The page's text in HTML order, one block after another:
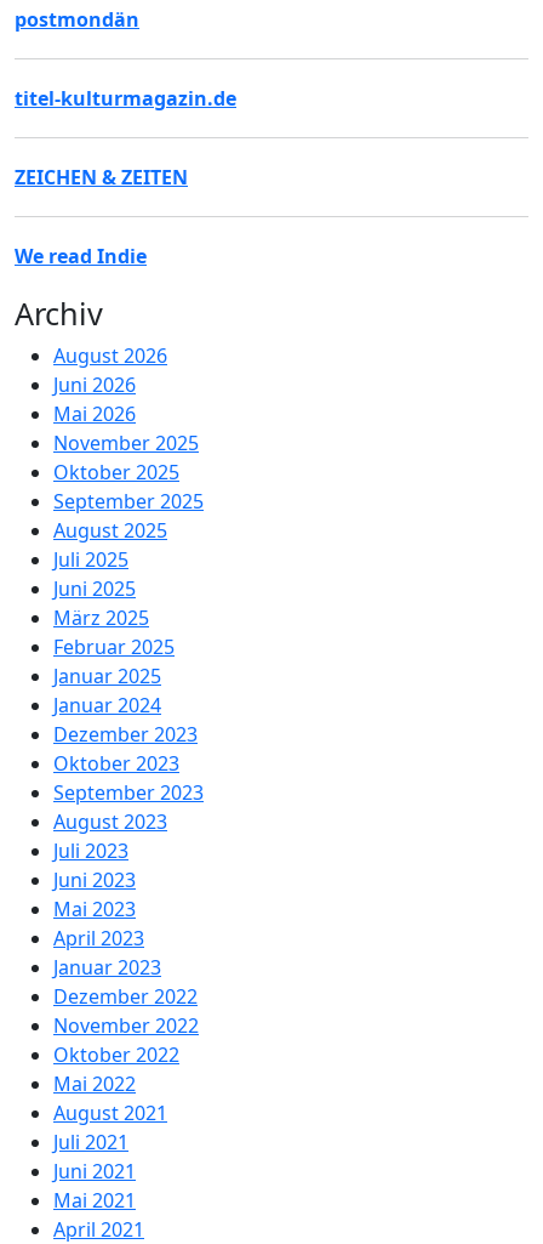
postmondän
titel-kulturmagazin.de
ZEICHEN & ZEITEN
We read Indie
Archiv
August 2026
Juni 2026
Mai 2026
November 2025
Oktober 2025
September 2025
August 2025
Juli 2025
Juni 2025
März 2025
Februar 2025
Januar 2025
Januar 2024
Dezember 2023
Oktober 2023
September 2023
August 2023
Juli 2023
Juni 2023
Mai 2023
April 2023
Januar 2023
Dezember 2022
November 2022
Oktober 2022
Mai 2022
August 2021
Juli 2021
Juni 2021
Mai 2021
April 2021